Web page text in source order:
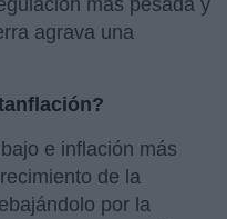
agrava una
e inflación más
de la
por la